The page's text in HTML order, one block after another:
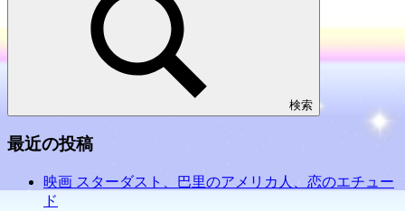
検索
最近の投稿
映画 スターダスト、巴里のアメリカ人、恋のエチュー
ド